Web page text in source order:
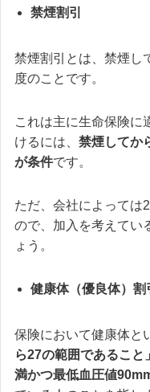
禁煙割引
禁煙割引とは、禁煙し
度のことです。
これは主に生命保険に
けるには、 禁煙してか
が条件です。
ただ、会社によっては
ので、加入を考えてい
ょう。
健康体（優良体）割
保険において健康体と
ら27の範囲であること」
満かつ最低血圧値